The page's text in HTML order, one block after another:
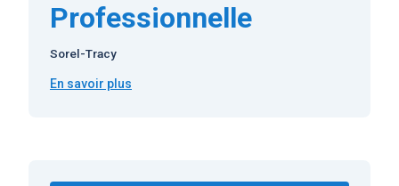
Professionnelle
Sorel-Tracy
En savoir plus